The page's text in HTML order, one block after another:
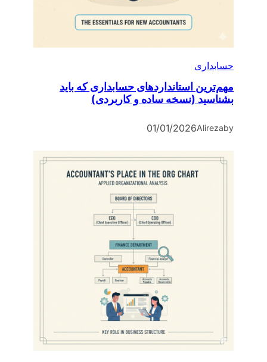
حسابداری
مهم‌ترین استانداردهای حسابداری که باید
بشناسید (نسخه ساده و کاربردی)
by
Alireza
01/01/2026